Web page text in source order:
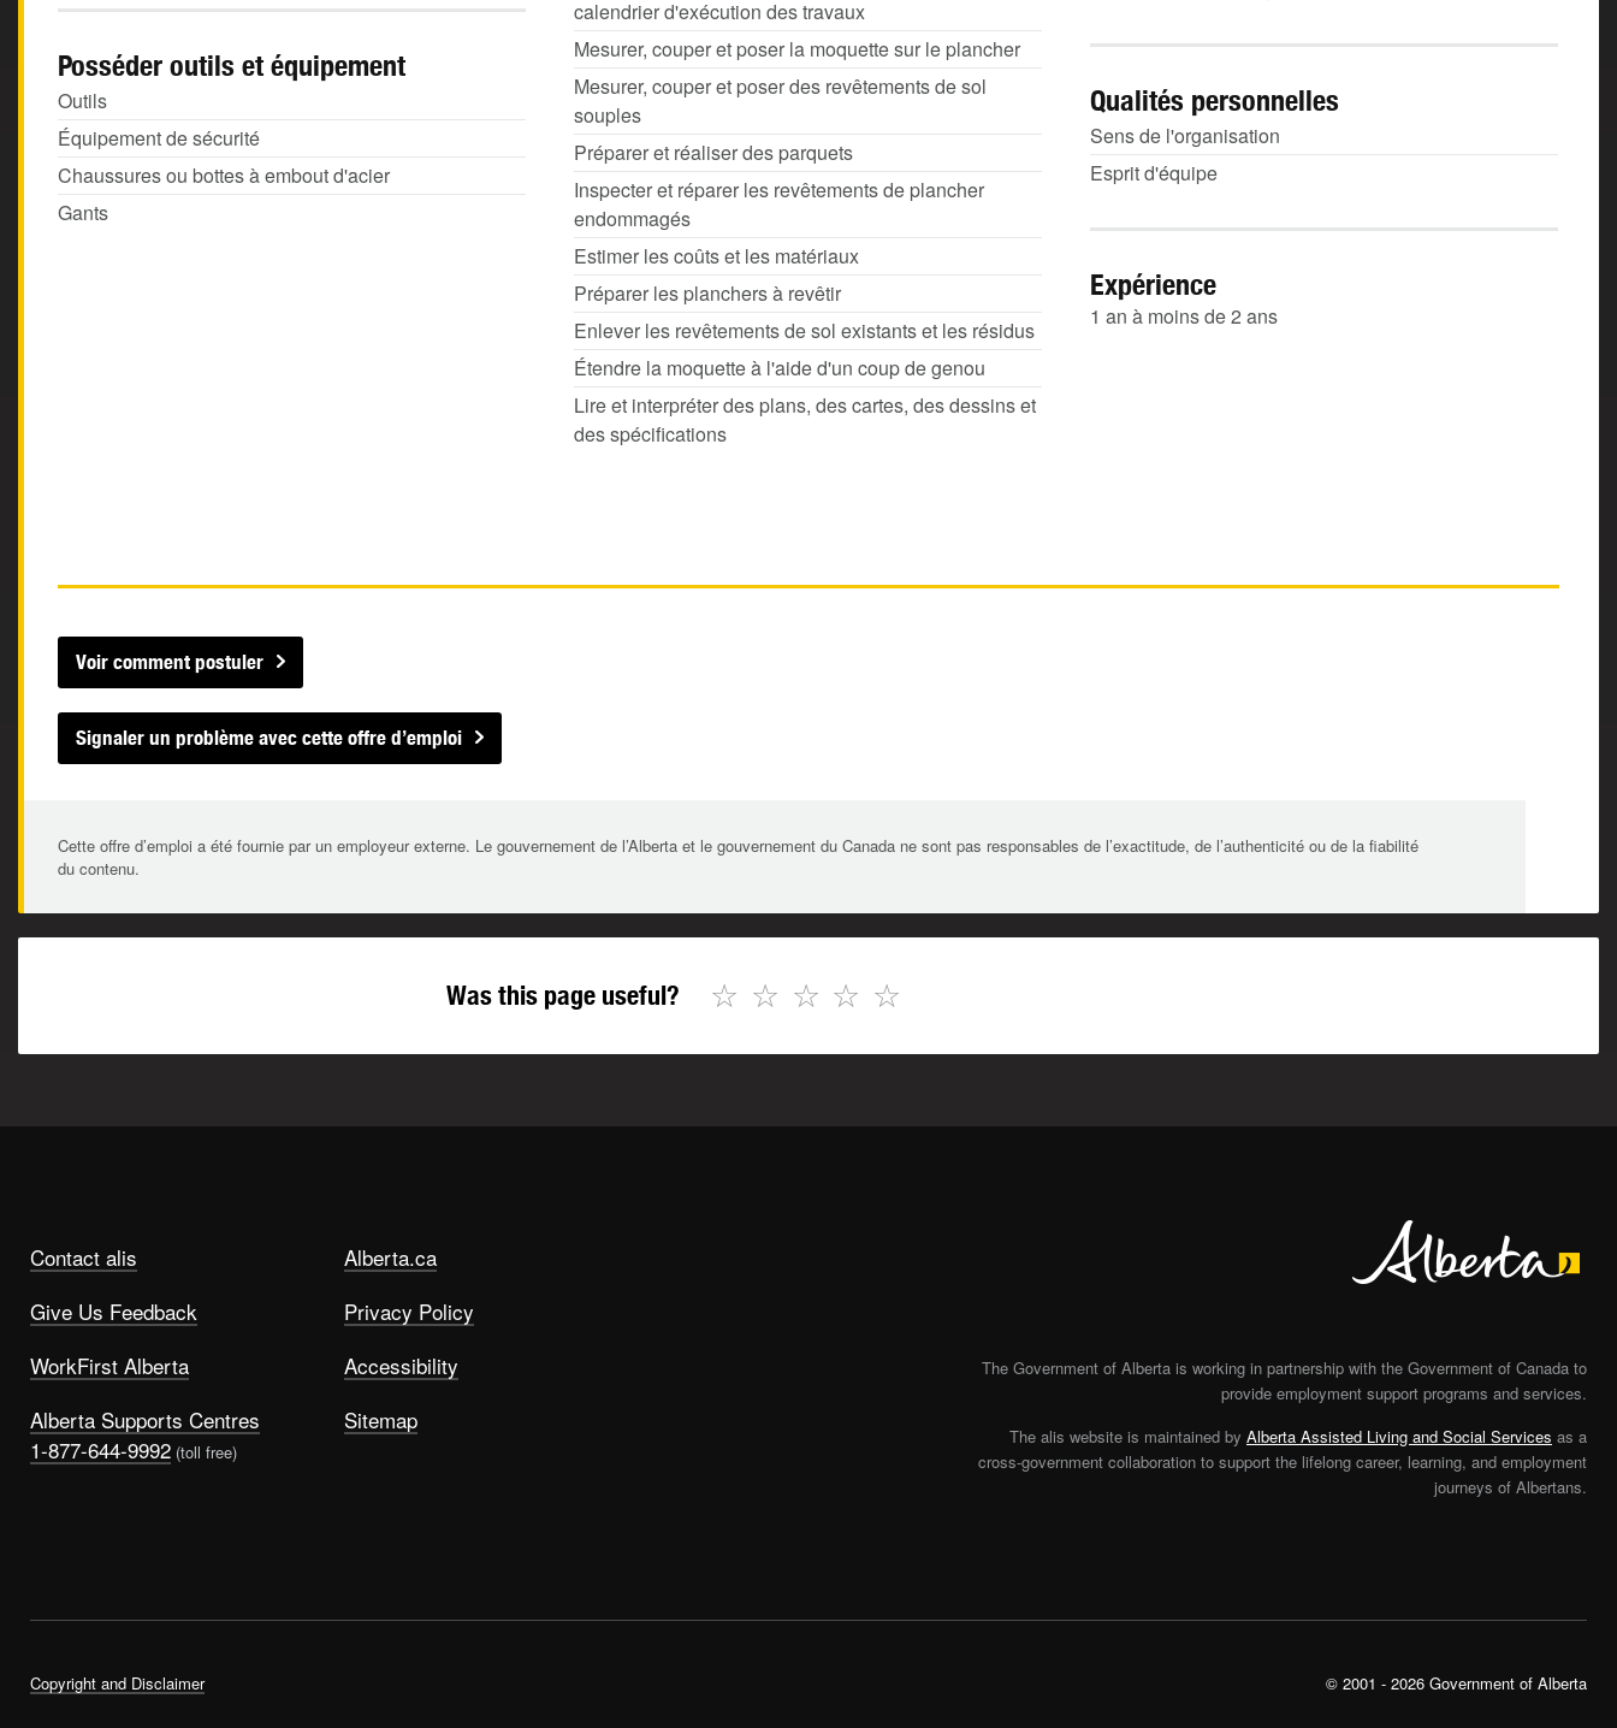
calendrier d'exécution des travaux
Mesurer, couper et poser la moquette sur le plancher
Mesurer, couper et poser des revêtements de sol
souples
Préparer et réaliser des parquets
Inspecter et réparer les revêtements de plancher
endommagés
Estimer les coûts et les matériaux
Préparer les planchers à revêtir
Enlever les revêtements de sol existants et les résidus
Étendre la moquette à l'aide d'un coup de genou
Lire et interpréter des plans, des cartes, des dessins et
des spécifications
Posséder outils et équipement
Outils
Équipement de sécurité
Chaussures ou bottes à embout d'acier
Gants
Qualités personnelles
Sens de l'organisation
Esprit d'équipe
Expérience
1 an à moins de 2 ans
Voir comment postuler
Signaler un problème avec cette offre d’emploi
Cette offre d’emploi a été fournie par un employeur externe. Le gouvernement de l’Alberta et le gouvernement du Canada ne sont pas responsables de l’exactitude, de l’authenticité ou de la fiabilité
du contenu.
Was this page useful? ☆
☆
☆
☆
☆
Contact alis
Give Us Feedback
WorkFirst Alberta
Alberta Supports Centres
1-877-644-9992 (toll free)
Alberta.ca
Privacy Policy
Accessibility
Sitemap
The Government of Alberta is working in partnership with the Government of Canada to
provide employment support programs and services.
The alis website is maintained by Alberta Assisted Living and Social Services as a
cross-government collaboration to support the lifelong career, learning, and employment
journeys of Albertans.
Copyright and Disclaimer © 2001 - 2026 Government of Alberta